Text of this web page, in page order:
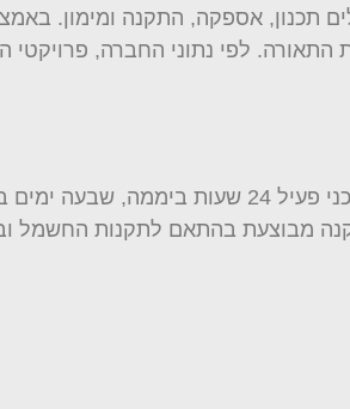
תכנון, אספקה, התקנה ומימון.
סקאלה מדגישה את השירות כערך ליבה של החברה. מוקד
מבוצעת בהתאם לתקנות החשמל